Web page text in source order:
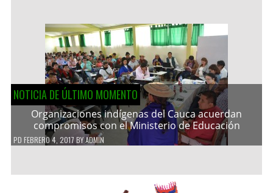
NOTICIA DE ÚLTIMO MOMENTO
Organizaciones indígenas del Cauca acuerdan
compromisos con el Ministerio de Educación
PD FEBRERO 4, 2017 BYADMIN